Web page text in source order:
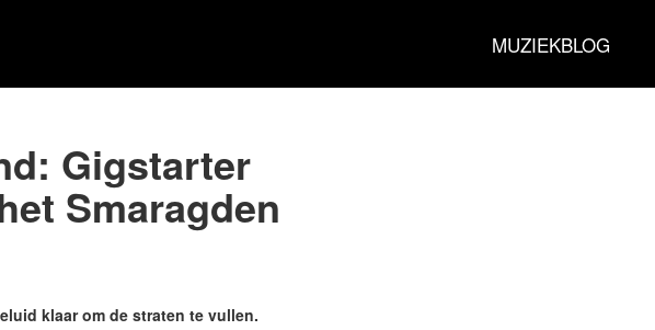
MUZIEKBLOG
Gigstarter
Smaragden
klaar om de straten te vullen.